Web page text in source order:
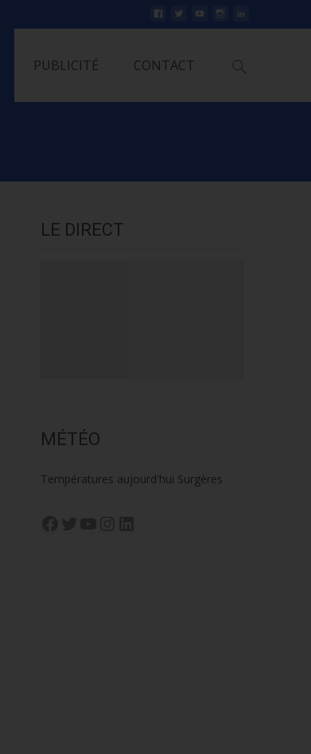
PUBLICITÉ CONTACT
LE DIRECT
MÉTÉO
Températures aujourd'hui Surgères